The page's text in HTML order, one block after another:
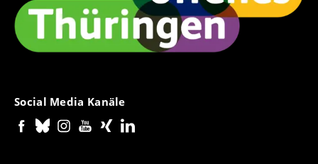
Social Media Kanäle